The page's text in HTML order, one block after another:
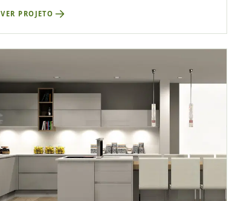
VER PROJETO